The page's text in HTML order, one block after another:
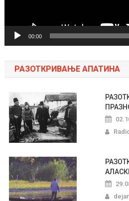
00:00
РАЗОТКРИВАЊЕ АПАТИНА